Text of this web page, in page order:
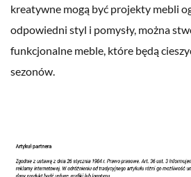
kreatywne mogą być projekty mebli
odpowiedni styl i pomysły, można
funkcjonalne meble, które będą
sezonów.